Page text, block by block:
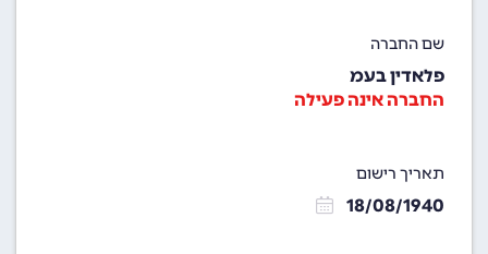
שם החברה
פלאדין בעמ
החברה אינה פעילה
תאריך רישום
18/08/1940